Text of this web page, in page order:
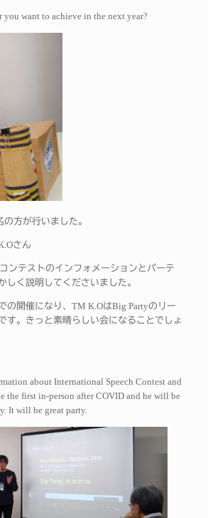
you want to achieve in the next year?
の方が行いました。
さん
ンテストのインフォメーションとパーテ
しく説明してくださいました。
の開催になり、 TM K.OはBig Partyのリー
す。きっと素晴らしい会になることでしょ
about International Speech Contest and
the first in-person after COVID and he will be
It will be great party.